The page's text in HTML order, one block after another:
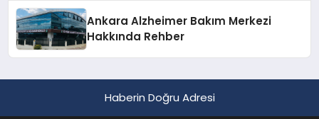
Ankara Alzheimer Bakım Merkezi
Hakkında Rehber
Haberin Doğru Adresi